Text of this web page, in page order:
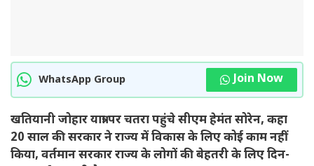
WhatsApp Group Join Now
खतियानी जोहार यात्रा पर चतरा पहुंचे सीएम हेमंत सोरेन, कहा
20 साल की सरकार ने राज्य में विकास के लिए कोई काम नहीं
किया, वर्तमान सरकार राज्य के लोगों की बेहतरी के लिए दिन-